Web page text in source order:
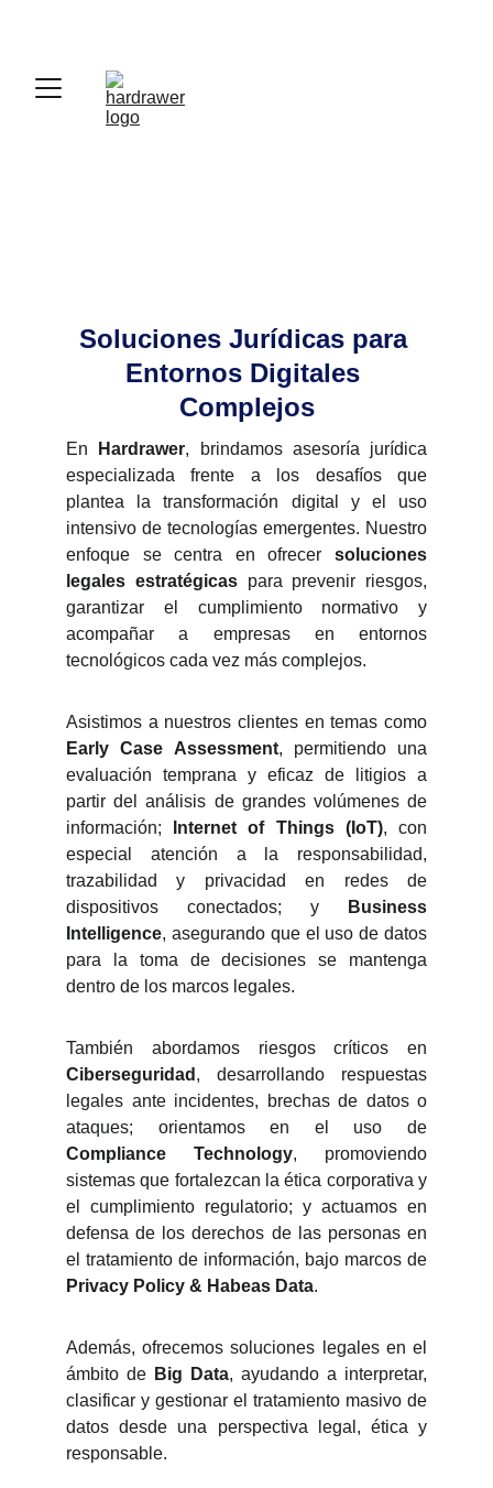
En Hardrawer, brindamos asesoría jurídica
especializada frente a los desafíos que
plantea la transformación digital y el uso
intensivo de tecnologías emergentes. Nuestro
enfoque se centra en ofrecer soluciones
legales estratégicaspara prevenir riesgos,
garantizar el cumplimiento normativo y
acompañar a empresas en entornos
tecnológicos cada vez más complejos.
Asistimos a nuestros clientes en temas como
Early Case Assessment, permitiendo una
evaluación temprana y eficaz de litigios a
partir del análisis de grandes volúmenes de
información;
Internet of Things (IoT), con
especial atención a la responsabilidad,
trazabilidad y privacidad en redes de
dispositivos conectados; y
Business
Intelligence, asegurando que el uso de datos
para la toma de decisiones se mantenga
dentro de los marcos legales.
También abordamos riesgos críticos en
Ciberseguridad , desarrollando respuestas
legales ante incidentes, brechas de datos o
ataques; orientamos en el uso de
Compliance Technology, promoviendo
sistemas que fortalezcan la ética corporativa y
el cumplimiento regulatorio; y actuamos en
defensa de los derechos de las personas en
el tratamiento de información, bajo marcos de
Privacy Policy & Habeas Data.
Además, ofrecemos soluciones legales en el
ámbito de Big Data, ayudando a interpretar,
clasificar y gestionar el tratamiento masivo de
datos desde una perspectiva legal, ética y
responsable.
Soluciones Jurídicas para
Entornos Digitales
Complejos